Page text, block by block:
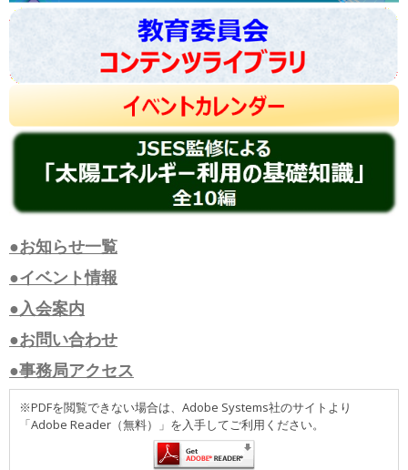
●お知らせ一覧
●イベント情報
●入会案内
●お問い合わせ
●事務局アクセス
※PDFを閲覧できない場合は、Adobe Systems社のサイトより
「Adobe Reader（無料）」を入手してご利用ください。